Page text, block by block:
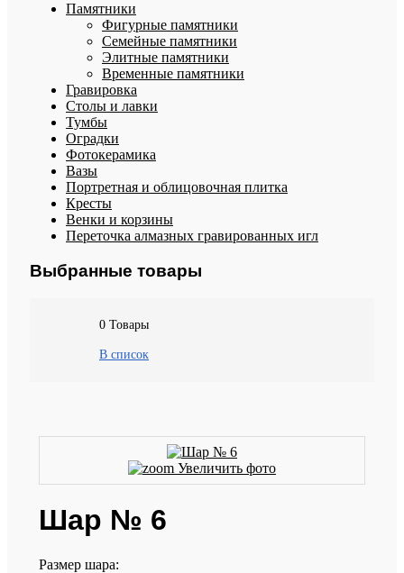
Памятники
Фигурные памятники
Семейные памятники
Элитные памятники
Временные памятники
Гравировка
Столы и лавки
Тумбы
Оградки
Фотокерамика
Вазы
Портретная и облицовочная плитка
Кресты
Венки и корзины
Переточка алмазных гравированных игл
Выбранные товары
0 Товары
В список
Увеличить фото
Шар № 6
Размер шара: